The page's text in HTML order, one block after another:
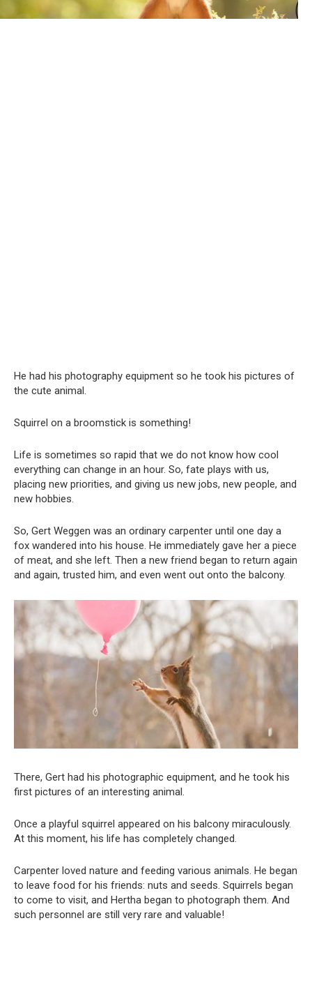
He had his photography equipment so he took his pictures of
the cute animal.
Squirrel on a broomstick is something!
Life is sometimes so rapid that we do not know how cool
everything can change in an hour. So, fate plays with us,
placing new priorities, and giving us new jobs, new people, and
new hobbies.
So, Gert Weggen was an ordinary carpenter until one day a
fox wandered into his house. He immediately gave her a piece
of meat, and she left. Then a new friend began to return again
and again, trusted him, and even went out onto the balcony.
There, Gert had his photographic equipment, and he took his
first pictures of an interesting animal.
Once a playful squirrel appeared on his balcony miraculously.
At this moment, his life has completely changed.
Carpenter loved nature and feeding various animals. He began
to leave food for his friends: nuts and seeds. Squirrels began
to come to visit, and Hertha began to photograph them. And
such personnel are still very rare and valuable!